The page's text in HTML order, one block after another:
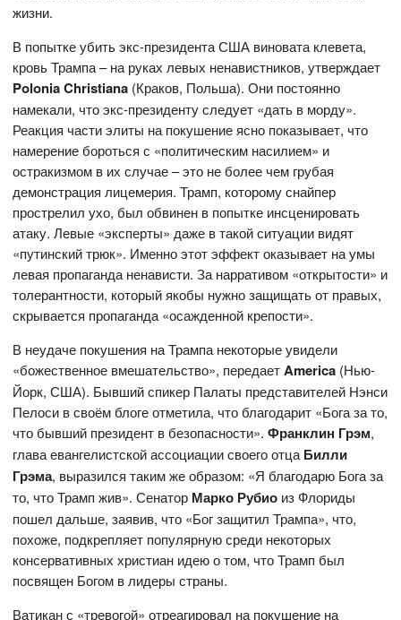
жизни.
В попытке убить экс-президента США виновата клевета,
кровь Трампа – на руках левых ненавистников, утверждает
Polonia Christiana (Краков, Польша). Они постоянно
намекали, что экс-президенту следует «дать в морду».
Реакция части элиты на покушение ясно показывает, что
намерение бороться с «политическим насилием» и
остракизмом в их случае – это не более чем грубая
демонстрация лицемерия. Трамп, которому снайпер
прострелил ухо, был обвинен в попытке инсценировать
атаку. Левые «эксперты» даже в такой ситуации видят
«путинский трюк». Именно этот эффект оказывает на умы
левая пропаганда ненависти. За нарративом «открытости» и
толерантности, который якобы нужно защищать от правых,
скрывается пропаганда «осажденной крепости».
В неудаче покушения на Трампа некоторые увидели
«божественное вмешательство», передаетAmerica (Нью-
Йорк, США). Бывший спикер Палаты представителей Нэнси
Пелоси в своём блоге отметила, что благодарит «Бога за то,
что бывший президент в безопасности».Франклин Грэм,
глава евангелистской ассоциации своего отцаБилли
Грэма, выразился таким же образом: «Я благодарю Бога за
то, что Трамп жив». Сенатор Марко Рубио из Флориды
пошел дальше, заявив, что «Бог защитил Трампа», что,
похоже, подкрепляет популярную среди некоторых
консервативных христиан идею о том, что Трамп был
посвящен Богом в лидеры страны.
Ватикан с «тревогой» отреагировал на покушение на